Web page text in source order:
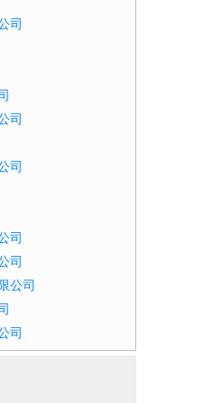
司
司
司
司
司
公司
司